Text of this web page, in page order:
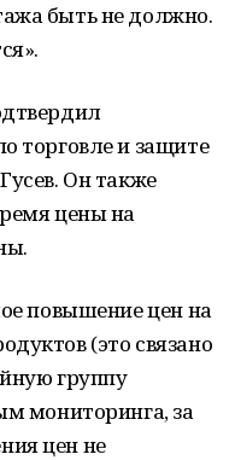
быть не должно.
торговле и защите
Он также
цены на
повышение цен на
(это связано
группу
мониторинга, за
цен не